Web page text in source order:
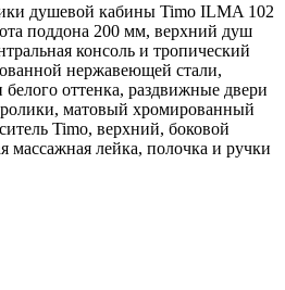
душевой кабины Timo ILMA 102
поддона 200 мм, верхний душ
консоль и тропический
нержавеющей стали,
белого оттенка, раздвижные двери
матовый хромированный
Timo, верхний, боковой
массажная лейка, полочка и ручки